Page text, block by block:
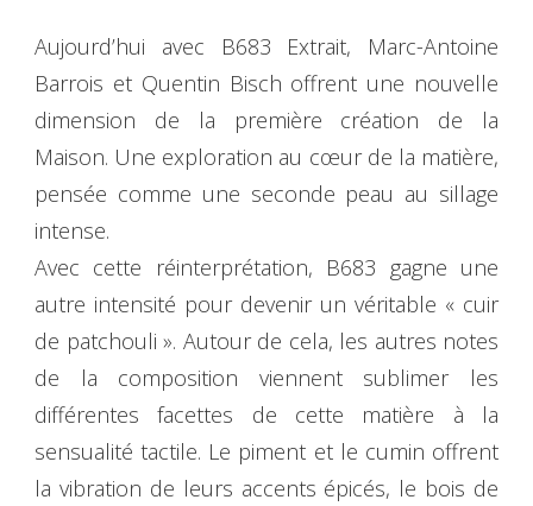
Aujourd’hui avec B683 Extrait, Marc-Antoine
Barrois et Quentin Bisch offrent une nouvelle
dimension de la première création de la
Maison. Une exploration au cœur de la matière,
pensée comme une seconde peau au sillage
intense.
Avec cette réinterprétation, B683 gagne une
autre intensité pour devenir un véritable « cuir
de patchouli ». Autour de cela, les autres notes
de la composition viennent sublimer les
différentes facettes de cette matière à la
sensualité tactile. Le piment et le cumin offrent
la vibration de leurs accents épicés, le bois de